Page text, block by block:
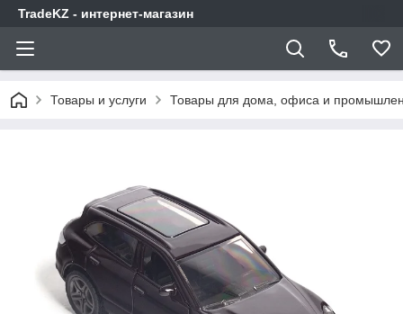
TradeKZ - интернет-магазин
Товары и услуги Товары для дома, офиса и